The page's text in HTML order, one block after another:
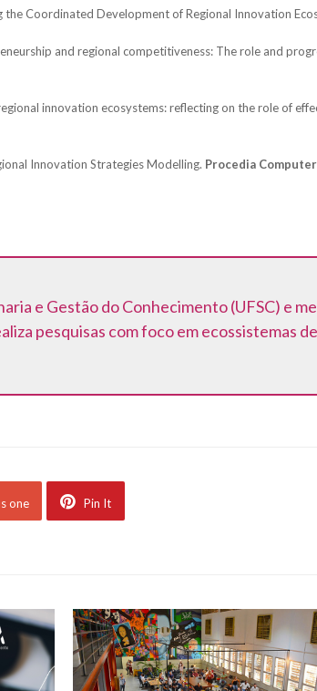
the Coordinated Development of Regional Innovation
and regional competitiveness: The role and
innovation ecosystems: reflecting on the role of
Innovation Strategies Modelling. Procedia
e Gestão do Conhecimento (UFSC) e
pesquisas com foco em ecossistemas
one Pin It